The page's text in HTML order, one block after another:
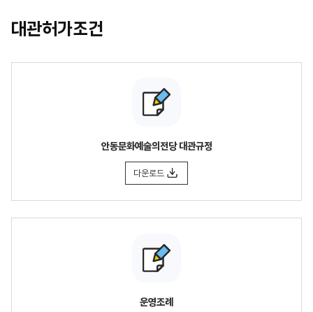
대관허가조건
안동문화예술의전당 대관규정
다운로드
운영조례